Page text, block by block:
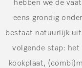
hebben we de
eens grondig
bestaat natuurlijk
volgende stap: het
kookplaat,